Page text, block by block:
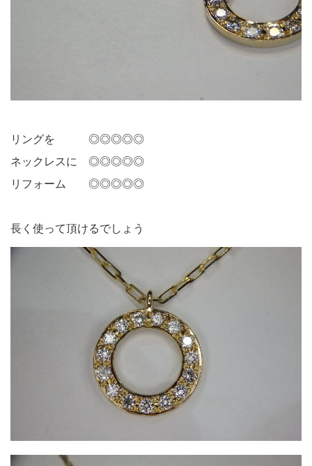
リングを ◎◎◎◎◎
ネックレスに ◎◎◎◎◎
リフォーム ◎◎◎◎◎
長く使って頂けるでしょう